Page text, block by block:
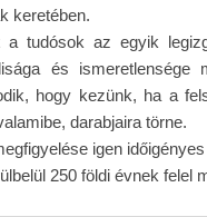
keretében.
a tudósok az egyik
és ismeretlensége
hogy kezünk, ha a
darabjaira törne.
igen
250 földi évnek felel